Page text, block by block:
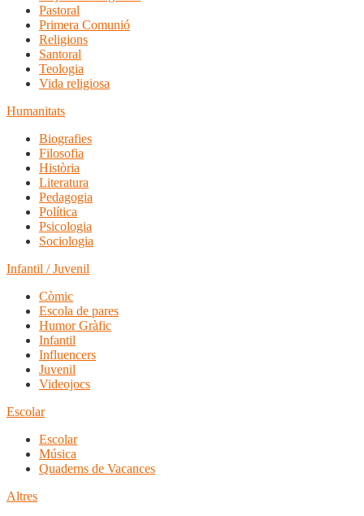
Pastoral
Primera Comunió
Religions
Santoral
Teologia
Vida religiosa
Humanitats
Biografies
Filosofia
Història
Literatura
Pedagogia
Política
Psicologia
Sociologia
Infantil / Juvenil
Còmic
Escola de pares
Humor Gràfic
Infantil
Influencers
Juvenil
Videojocs
Escolar
Escolar
Música
Quaderns de Vacances
Altres